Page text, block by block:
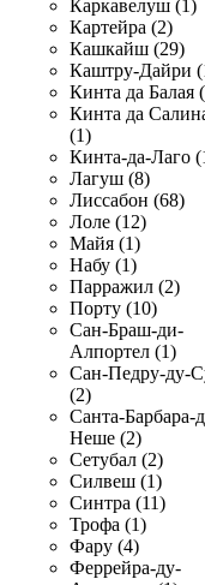
Каркавелуш (1)
Картейра (2)
Кашкайш (29)
Каштру-Дайри
Кинта да Балая
Кинта да
(1)
Кинта-да-Лаго
Лагуш (8)
Лиссабон (68)
Лоле (12)
Майя (1)
Набу (1)
Парражил (2)
Порту (10)
Сан-Браш-ди-
Алпортел (1)
Сан-Педру-ду-
(2)
Санта-Барбара-
Неше (2)
Сетубал (2)
Силвеш (1)
Синтра (11)
Трофа (1)
Фару (4)
Феррейра-ду-